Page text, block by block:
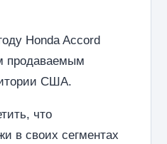
Honda Accord
продаваемым
США.
что
в своих сегментах